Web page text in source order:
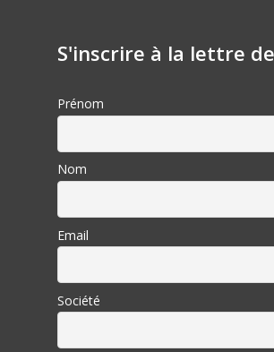
S'inscrire à la lettre
Prénom
Nom
Email
Société